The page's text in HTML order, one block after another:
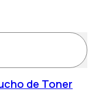
de Toner